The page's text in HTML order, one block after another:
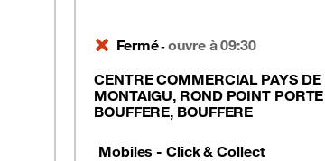
Fermé-ouvre à 09:30
CENTRE COMMERCIAL PAYS DE
MONTAIGU, ROND POINT
BOUFFERE, BOUFFERE
Mobiles - Click & Collect